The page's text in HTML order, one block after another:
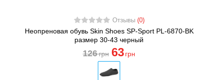
Отзывы (0)
Неопреновая обувь Skin Shoes SP-Sport PL-6870-BK
размер 30-43 черный
126грн 63 грн